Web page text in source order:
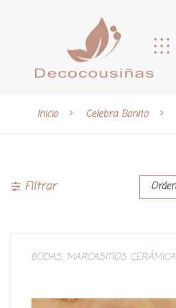
Inicio Celebra Bonito
Filtrar
BODAS, MARCASITIOS CERÁMICA